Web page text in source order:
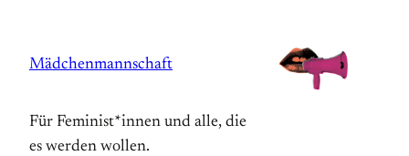
springen
Mädchenmannschaft
Für Feminist*innen und alle, die
es werden wollen.